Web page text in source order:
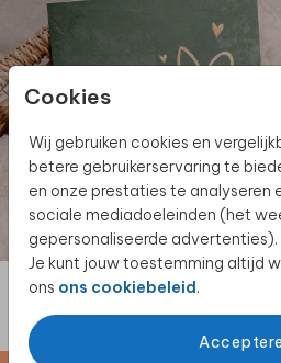
Cookies
Wij gebruiken cookies en
betere gebruikerservaring te
en onze prestaties te analyseren
sociale mediadoeleinden (het
gepersonaliseerde advertenties).
Je kunt jouw toestemming altijd
ons ons cookiebeleid.